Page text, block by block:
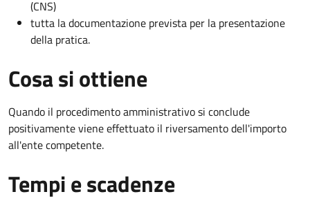
(CNS)
tutta la documentazione prevista per la presentazione
della pratica.
Cosa si ottiene
Quando il procedimento amministrativo si conclude
positivamente viene effettuato il riversamento dell'importo
all'ente competente.
Tempi e scadenze